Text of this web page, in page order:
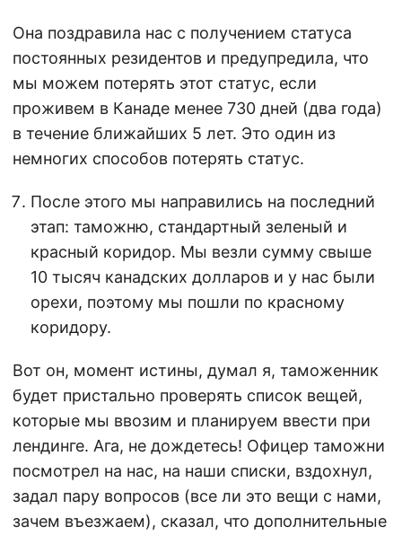
Она поздравила нас с получением статуса
постоянных резидентов и предупредила, что
мы можем потерять этот статус, если
проживем в Канаде менее 730 дней (два года)
в течение ближайших 5 лет. Это один из
немногих способов потерять статус.
После этого мы направились на последний
этап: таможню, стандартный зеленый и
красный коридор. Мы везли сумму свыше
10 тысяч канадских долларов и у нас были
орехи, поэтому мы пошли по красному
коридору.
Вот он, момент истины, думал я, таможенник
будет пристально проверять список вещей,
которые мы ввозим и планируем ввести при
лендинге. Ага, не дождетесь! Офицер таможни
посмотрел на нас, на наши списки, вздохнул,
задал пару вопросов (все ли это вещи с нами,
зачем въезжаем), сказал, что дополнительные